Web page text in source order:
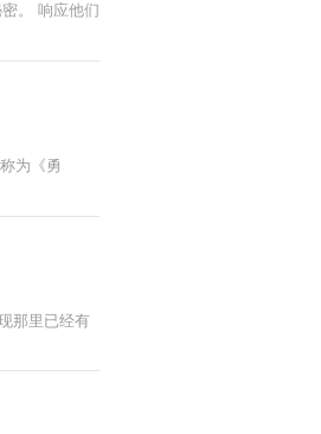
。 响应他们
为《勇
那里已经有